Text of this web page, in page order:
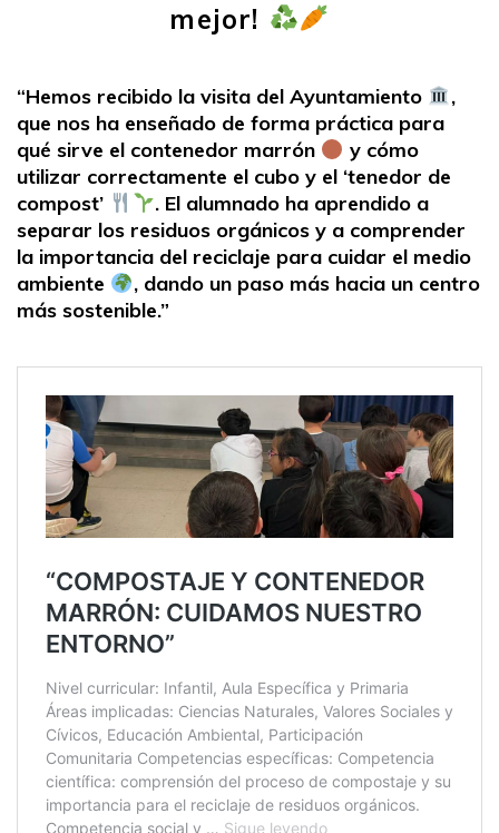
mejor!
“Hemos recibido la visita del Ayuntamiento
,
que nos ha enseñado de forma práctica para
qué sirve el contenedor marrón
y cómo
utilizar correctamente el cubo y el ‘tenedor de
compost’
. El alumnado ha aprendido a
separar los residuos orgánicos y a comprender
la importancia del reciclaje para cuidar el medio
ambiente
, dando un paso más hacia un centro
más sostenible.”